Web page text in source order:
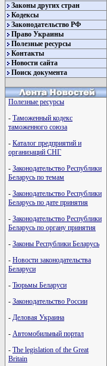
Законы других стран
Кодексы
Законодательство РФ
Право Украины
Полезные ресурсы
Контакты
Новости сайта
Поиск документа
Полезные ресурсы
- Таможенный кодекс
таможенного союза
- Каталог предприятий и
организаций СНГ
- Законодательство Республики
Беларусь по темам
- Законодательство Республики
Беларусь по дате принятия
- Законодательство Республики
Беларусь по органу принятия
- Законы Республики Беларусь
- Новости законодательства
Беларуси
- Тюрьмы Беларуси
- Законодательство России
- Деловая Украина
- Автомобильный портал
- The legislation of the Great
Britain